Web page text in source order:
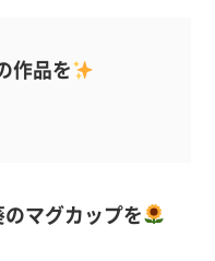
作品を
マグカップを